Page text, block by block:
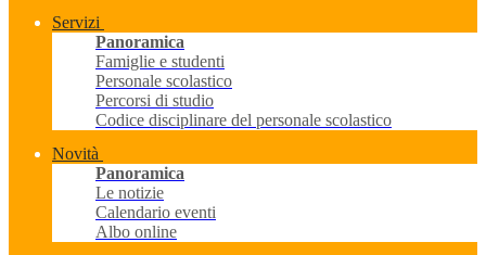
Servizi
Panoramica
Famiglie e studenti
Personale scolastico
Percorsi di studio
Codice disciplinare del personale scolastico
Novità
Panoramica
Le notizie
Calendario eventi
Albo online